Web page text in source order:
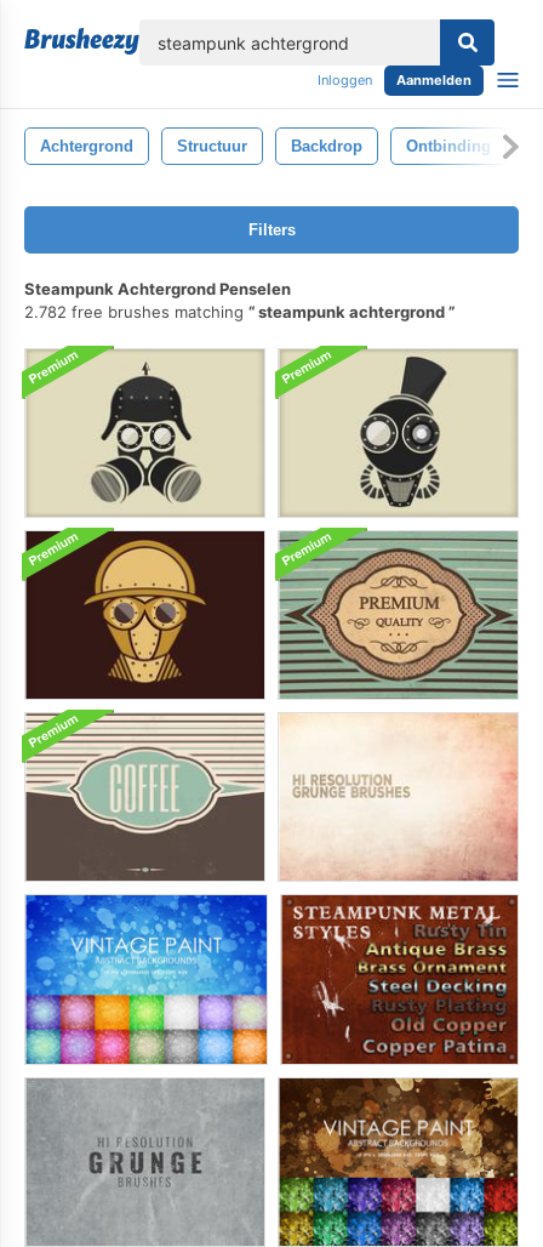
Inloggen Aanmelden
Achtergrond Structuur Backdrop Ontbinding
Filters
Steampunk Achtergrond Penselen
2.782 free brushes matching
steampunk achtergrond